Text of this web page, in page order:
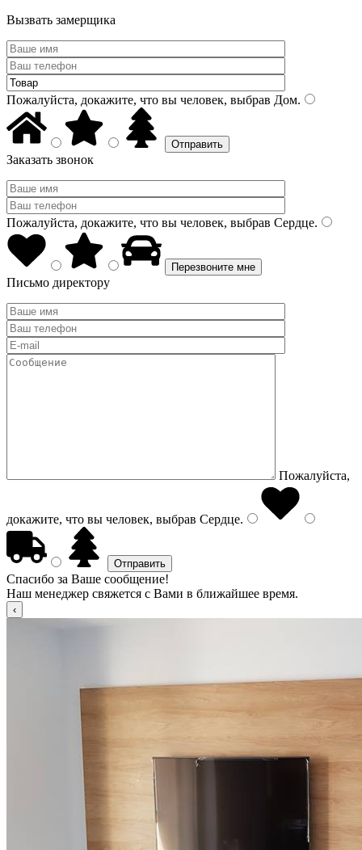
Вызвать замерщика
Пожалуйста, докажите, что вы человек, выбрав Дом.
Заказать звонок
Пожалуйста, докажите, что вы человек, выбрав Сердце.
Письмо директору
Пожалуйста,
докажите, что вы человек, выбрав Сердце.
Спасибо за Ваше сообщение!
Наш менеджер свяжется с Вами в ближайшее время.